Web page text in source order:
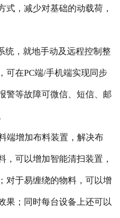
式，减少对基础的动载荷，
统，就地手动及远程控制整
可在PC端/手机端实现同步
警等故障可微信、短信、邮
端增加布料装置，解决布
，可以增加智能清扫装置，
对于易缠绕的物料，可以增
果；同时每台设备上还可以